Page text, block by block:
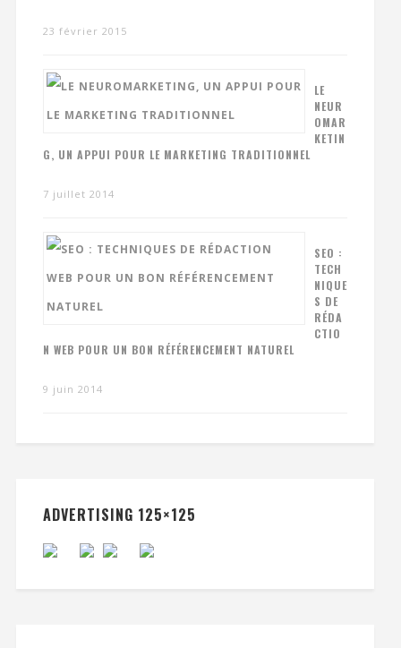
23 février 2015
LE
NEUR
OMAR
KETIN
G, UN APPUI POUR LE MARKETING TRADITIONNEL
7 juillet 2014
SEO :
TECH
NIQUE
S DE
RÉDA
CTIO
N WEB POUR UN BON RÉFÉRENCEMENT NATUREL
9 juin 2014
ADVERTISING 125×125